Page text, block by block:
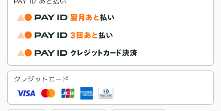
クレジットカード